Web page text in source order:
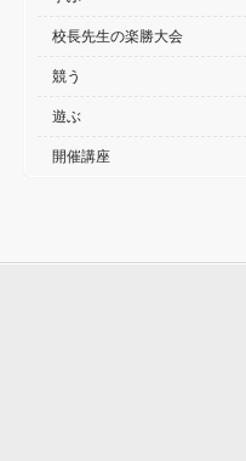
校長先生の楽勝大会
競う
遊ぶ
開催講座